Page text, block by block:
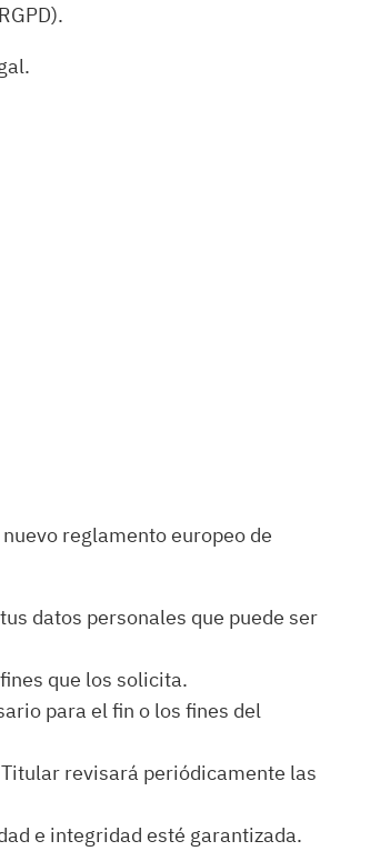
reglamento europeo de
datos personales que puede ser
que los solicita.
para el fin o los fines del
revisará periódicamente las
e integridad esté garantizada.